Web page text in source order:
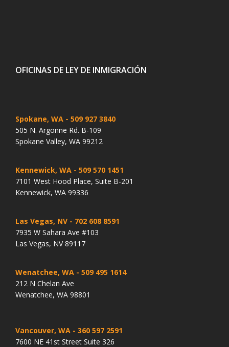
OFICINAS DE LEY DE INMIGRACIÓN
Spokane, WA - 509 927 3840
505 N. Argonne Rd. B-109
Spokane Valley, WA 99212
Kennewick, WA - 509 570 1451
7101 West Hood Place, Suite B-201
Kennewick, WA 99336
Las Vegas, NV - 702 608 8591
7935 W Sahara Ave #103
Las Vegas, NV 89117
Wenatchee, WA - 509 495 1614
212 N Chelan Ave
Wenatchee, WA 98801
Vancouver, WA - 360 597 2591
7600 NE 41st Street Suite 326